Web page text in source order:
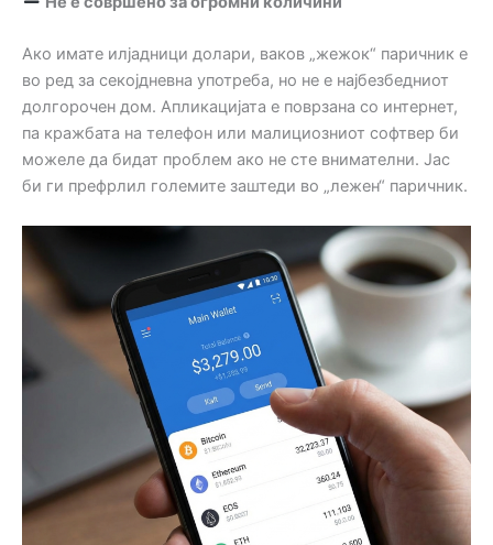
Ако имате илјадници долари, ваков „жежок“ паричник е
во ред за секојдневна употреба, но не е најбезбедниот
долгорочен дом. Апликацијата е поврзана со интернет,
па кражбата на телефон или малициозниот софтвер би
можеле да бидат проблем ако не сте внимателни. Јас
би ги префрлил големите заштеди во „лежен“ паричник.